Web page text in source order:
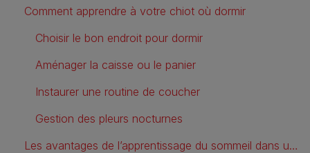
Comment apprendre à votre chiot où dormir
Choisir le bon endroit pour dormir
Aménager la caisse ou le panier
Instaurer une routine de coucher
Gestion des pleurs nocturnes
Les avantages de l’apprentissage du sommeil dans un panier ou une caisse